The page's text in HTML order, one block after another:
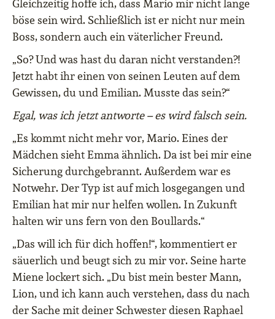
Gleichzeitig hoffe ich, dass Mario mir nicht lange
böse sein wird. Schließlich ist er nicht nur mein
Boss, sondern auch ein väterlicher Freund.
„So? Und was hast du daran nicht verstanden?!
Jetzt habt ihr einen von seinen Leuten auf dem
Gewissen, du und Emilian. Musste das sein?“
Egal, was ich jetzt antworte – es wird falsch sein.
„Es kommt nicht mehr vor, Mario. Eines der
Mädchen sieht Emma ähnlich. Da ist bei mir eine
Sicherung durchgebrannt. Außerdem war es
Notwehr. Der Typ ist auf mich losgegangen und
Emilian hat mir nur helfen wollen. In Zukunft
halten wir uns fern von den Boullards.“
„Das will ich für dich hoffen!“, kommentiert er
säuerlich und beugt sich zu mir vor. Seine harte
Miene lockert sich. „Du bist mein bester Mann,
Lion, und ich kann auch verstehen, dass du nach
der Sache mit deiner Schwester diesen Raphael